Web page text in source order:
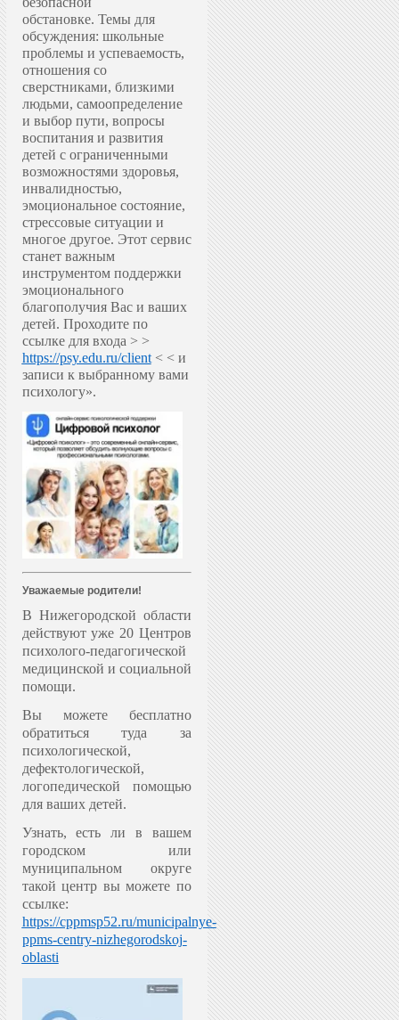
обстановке. Темы для
обсуждения: школьные
проблемы и успеваемость,
отношения со
сверстниками, близкими
людьми, самоопределение
и выбор пути, вопросы
воспитания и развития
детей с ограниченными
возможностями здоровья,
инвалидностью,
эмоциональное состояние,
стрессовые ситуации и
многое другое. Этот сервис
станет важным
инструментом поддержки
эмоционального
благополучия Вас и ваших
детей. Проходите по
ссылке для входа > >
https://psy.edu.ru/client< < и
записи к выбранному вами
психологу».
Уважаемые родители!
В Нижегородской области
действуют уже 20 Центров
психолого-педагогической
медицинской и социальной
помощи.
Вы можете бесплатно
обратиться туда за
психологической,
дефектологической,
логопедической помощью
для ваших детей.
Узнать, есть ли в вашем
городском или
муниципальном округе
такой центр вы можете по
ссылке:
https://cppmsp52.ru/municipalnye-
ppms-centry-nizhegorodskoj-
oblasti